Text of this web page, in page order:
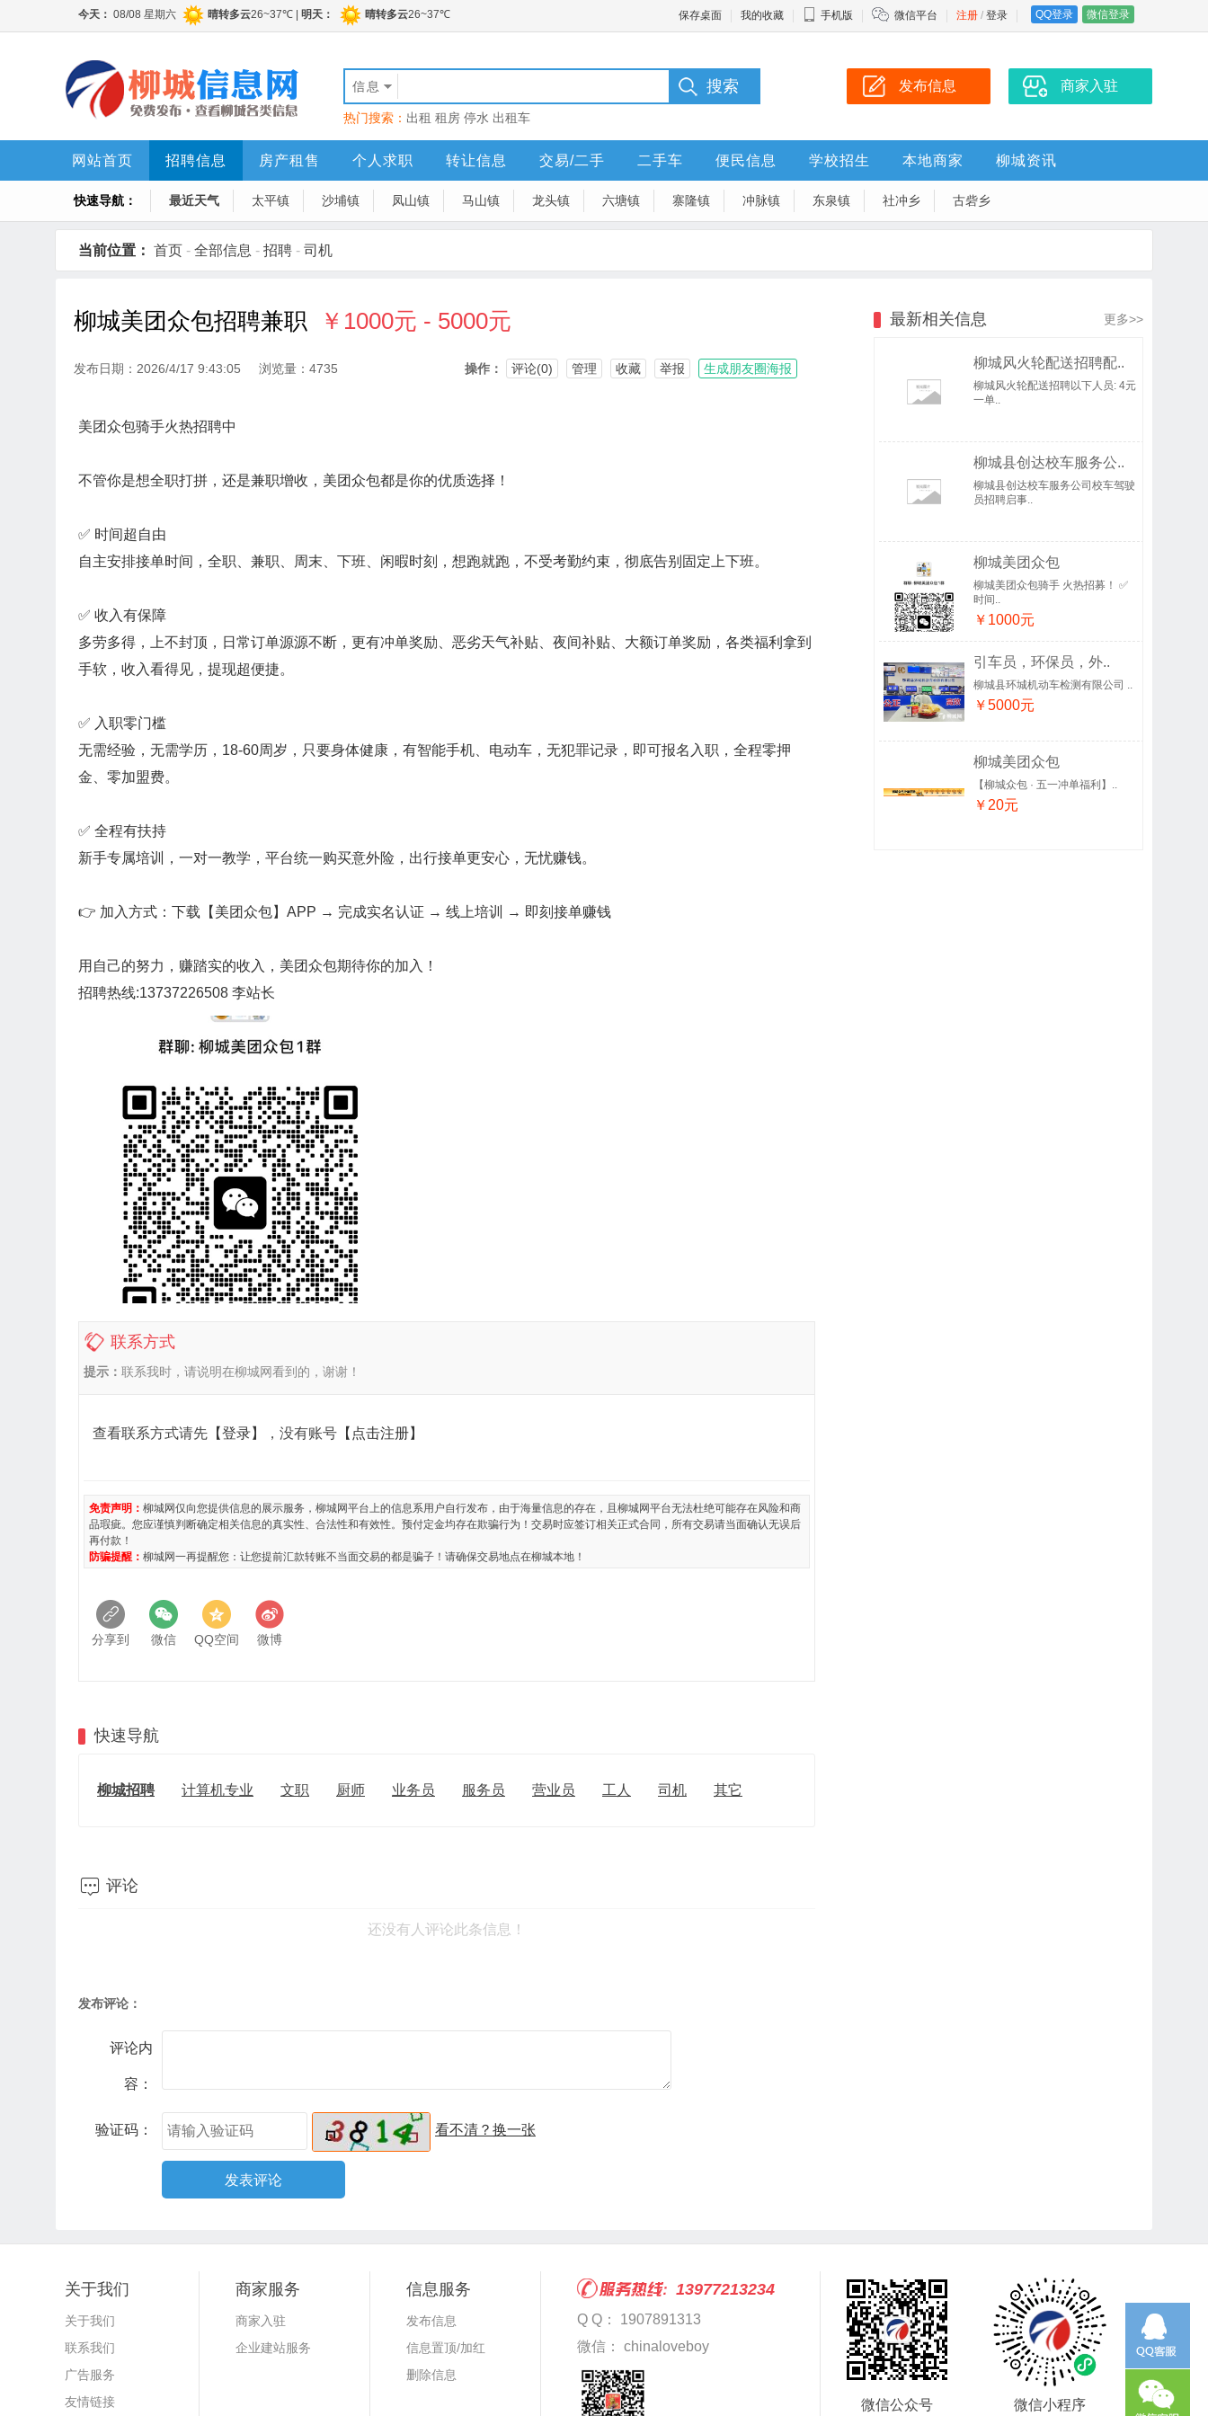
保存桌面 我的收藏 手机版 微信平台 注册 / 登录 QQ登录 微信登录
信息
热门搜索： 出租 租房 停水 出租车
发布信息 商家入驻
网站首页 招聘信息 房产租售 个人求职 转让信息 交易/二手 二手车 便民信息 学校招生 本地商家 柳城资讯
快速导航： 最近天气 太平镇 沙埔镇 凤山镇 马山镇 龙头镇 六塘镇 寨隆镇 冲脉镇 东泉镇 社冲乡 古砦乡
当前位置： 首页 - 全部信息 - 招聘 - 司机
柳城美团众包招聘兼职 ￥1000元 - 5000元
发布日期：2026/4/17 9:43:05 浏览量：4735 操作： 评论(0) 管理 收藏 举报 生成朋友圈海报
美团众包骑手火热招聘中
不管你是想全职打拼，还是兼职增收，美团众包都是你的优质选择！
✅ 时间超自由
自主安排接单时间，全职、兼职、周末、下班、闲暇时刻，想跑就跑，不受考勤约束，彻底告别固定上下班。
✅ 收入有保障
多劳多得，上不封顶，日常订单源源不断，更有冲单奖励、恶劣天气补贴、夜间补贴、大额订单奖励，各类福利拿到
手软，收入看得见，提现超便捷。
✅ 入职零门槛
无需经验，无需学历，18-60周岁，只要身体健康，有智能手机、电动车，无犯罪记录，即可报名入职，全程零押
金、零加盟费。
✅ 全程有扶持
新手专属培训，一对一教学，平台统一购买意外险，出行接单更安心，无忧赚钱。
👉 加入方式：下载【美团众包】APP → 完成实名认证 → 线上培训 → 即刻接单赚钱
用自己的努力，赚踏实的收入，美团众包期待你的加入！
招聘热线:13737226508 李站长
联系方式
提示： 联系我时，请说明在柳城网看到的，谢谢！
查看联系方式请先 【登录】 ，没有账号 【点击注册】
免责声明： 柳城网仅向您提供信息的展示服务，柳城网平台上的信息系用户自行发布，由于海量信息的存在，且柳城网平台无法杜绝可能存在风险和商
品瑕疵。您应谨慎判断确定相关信息的真实性、合法性和有效性。预付定金均存在欺骗行为！交易时应签订相关正式合同，所有交易请当面确认无误后
再付款！
防骗提醒： 柳城网一再提醒您：让您提前汇款转账不当面交易的都是骗子！请确保交易地点在柳城本地！
分享到 微信 QQ空间 微博
快速导航
柳城招聘 计算机专业 文职 厨师 业务员 服务员 营业员 工人 司机 其它
 评论
还没有人评论此条信息！
发布评论：
评论内
容：
验证码： 看不清？换一张
最新相关信息 更多>>
柳城风火轮配送招聘配..
柳城风火轮配送招聘以下人员: 4元
一单..
柳城县创达校车服务公..
柳城县创达校车服务公司校车驾驶
员招聘启事..
柳城美团众包
柳城美团众包骑手 火热招募！ ✅
时间..
￥1000元
引车员，环保员，外..
柳城县环城机动车检测有限公司 ..
￥5000元
柳城美团众包
【柳城众包 · 五一冲单福利】..
￥20元
关于我们
关于我们
联系我们
广告服务
友情链接
商家服务
商家入驻
企业建站服务
信息服务
发布信息
信息置顶/加红
删除信息
13977213234
Q Q： 1907891313
微信： chinaloveboy
微信公众号 微信小程序